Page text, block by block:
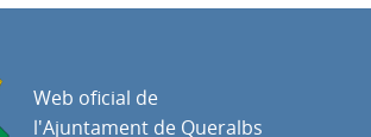
Web oficial de
l'Ajuntament de Queralbs